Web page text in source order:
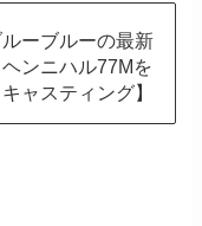
ルーブルーの最新
ンニハル77Mを
ャスティング】